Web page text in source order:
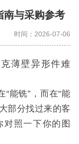
南与采购参考
时间：2026-07-06
薄壁异形件难
能铣”，而在“能
部分找过来的客
对照一下你的图